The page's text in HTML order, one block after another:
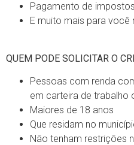
Pagamento de
E muito mais para você
QUEM PODE SOLICITAR O
Pessoas com renda
em carteira de trabalho
Maiores de 18 anos
Que residam no
Não tenham restrições